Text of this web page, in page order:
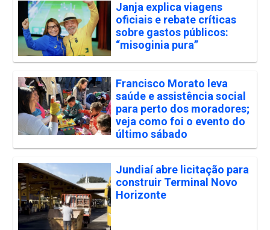
Janja explica viagens
oficiais e rebate críticas
sobre gastos públicos:
“misoginia pura”
Francisco Morato leva
saúde e assistência social
para perto dos moradores;
veja como foi o evento do
último sábado
Jundiaí abre licitação para
construir Terminal Novo
Horizonte